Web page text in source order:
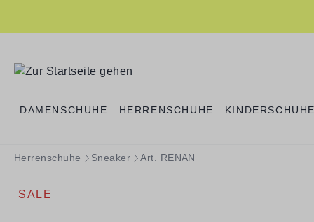
DAMENSCHUHE HERRENSCHUHE KINDERSCHUHE
Herrenschuhe Sneaker Art. RENAN
SALE